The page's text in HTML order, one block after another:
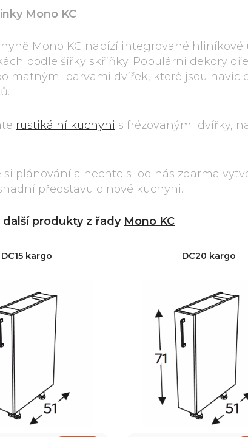
Mono KC
Mono KC nabízí integrované hliníkové
podle šířky skříňky. Populární dekory
matnými barvami dvířek, které jsou navíc
rustikální kuchyni s frézovanými dvířky,
si plánování a nechte si od nás zdarma
představu o nové kuchyni.
další produkty z řady Mono KC
DC15 kargo DC20 kargo